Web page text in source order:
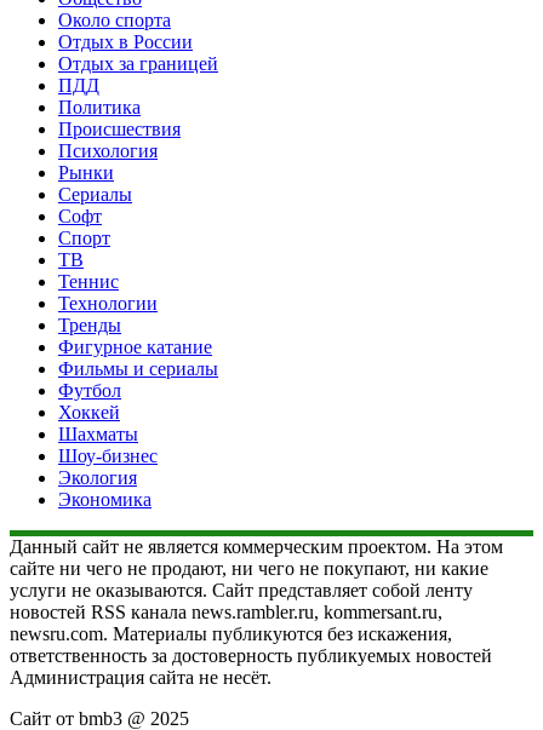
Около спорта
Отдых в России
Отдых за границей
ПДД
Политика
Происшествия
Психология
Рынки
Сериалы
Софт
Спорт
ТВ
Теннис
Технологии
Тренды
Фигурное катание
Фильмы и сериалы
Футбол
Хоккей
Шахматы
Шоу-бизнес
Экология
Экономика
Данный сайт не является коммерческим проектом. На этом
сайте ни чего не продают, ни чего не покупают, ни какие
услуги не оказываются. Сайт представляет собой ленту
новостей RSS канала news.rambler.ru, kommersant.ru,
newsru.com. Материалы публикуются без искажения,
ответственность за достоверность публикуемых новостей
Администрация сайта не несёт.
Сайт от bmb3 @ 2025